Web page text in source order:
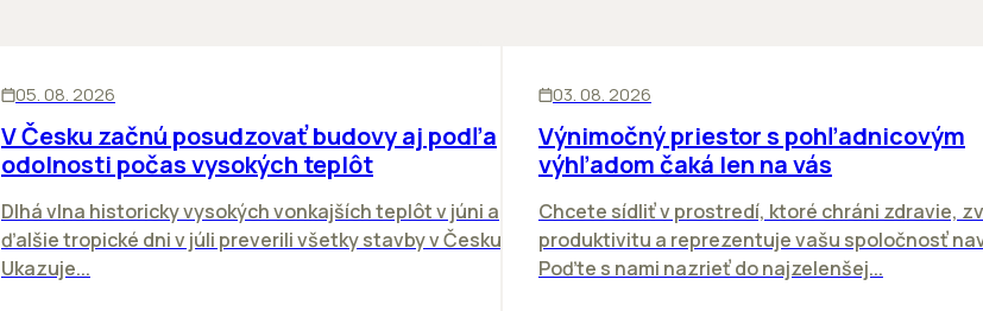
05. 08. 2026
V Česku začnú posudzovať budovy aj podľa
odolnosti počas vysokých teplôt
Dlhá vlna historicky vysokých vonkajších teplôt v júni a
ďalšie tropické dni v júli preverili všetky stavby v Česku.
Ukazuje...
03. 08. 2026
Výnimočný priestor s pohľadnicovým
výhľadom čaká len na vás
Chcete sídliť v prostredí, ktoré chráni zdravie,
produktivitu a reprezentuje vašu spoločnosť
Poďte s nami nazrieť do najzelenšej...